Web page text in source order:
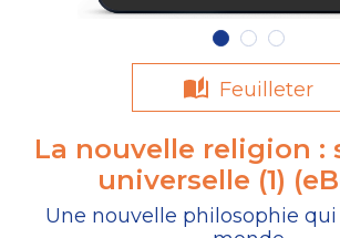
Feuilleter
La nouvelle religion :
universelle (1)
Une nouvelle philosophie